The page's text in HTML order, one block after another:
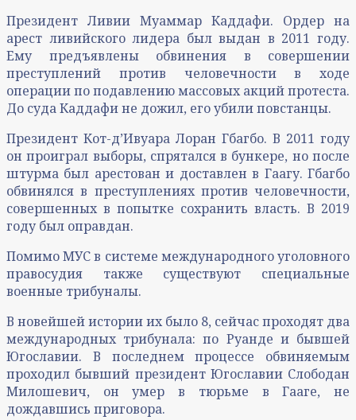
Президент Ливии Муаммар Каддафи. Ордер на
арест ливийского лидера был выдан в 2011 году.
Ему предъявлены обвинения в совершении
преступлений против человечности в ходе
операции по подавлению массовых акций протеста.
До суда Каддафи не дожил, его убили повстанцы.
Президент Кот-д’Ивуара Лоран Гбагбо. В 2011 году
он проиграл выборы, спрятался в бункере, но после
штурма был арестован и доставлен в Гаагу. Гбагбо
обвинялся в преступлениях против человечности,
совершенных в попытке сохранить власть. В 2019
году был оправдан.
Помимо МУС в системе международного уголовного
правосудия также существуют специальные
военные трибуналы.
В новейшей истории их было 8, сейчас проходят два
международных трибунала: по Руанде и бывшей
Югославии. В последнем процессе обвиняемым
проходил бывший президент Югославии Слободан
Милошевич, он умер в тюрьме в Гааге, не
дождавшись приговора.